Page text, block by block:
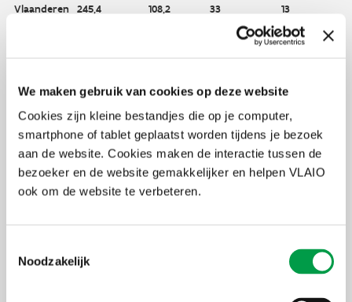
We maken gebruik van cookies op deze website
Cookies zijn kleine bestandjes die op je computer,
smartphone of tablet geplaatst worden tijdens je bezoek
aan de website. Cookies maken de interactie tussen de
bezoeker en de website gemakkelijker en helpen VLAIO
ook om de website te verbeteren.
Noodzakelijk
Vlaanderen 245,4 108,2 33 13
Bedrijventerreinen verdwijnen sneller dan ze
erbij komen
Het rapport toont aan dat het totale aanbod aan
bedrijventerreinen sinds 2018 daalt. In 2024 werd amper 43 hectare
als bedrijventerrein bestemd, terwijl maar liefst 200 hectare een
andere bestemming kreeg. Regelmatig gaat het om
herbestemmingen vanwege overstromingsrisico’s. Dit betekent een